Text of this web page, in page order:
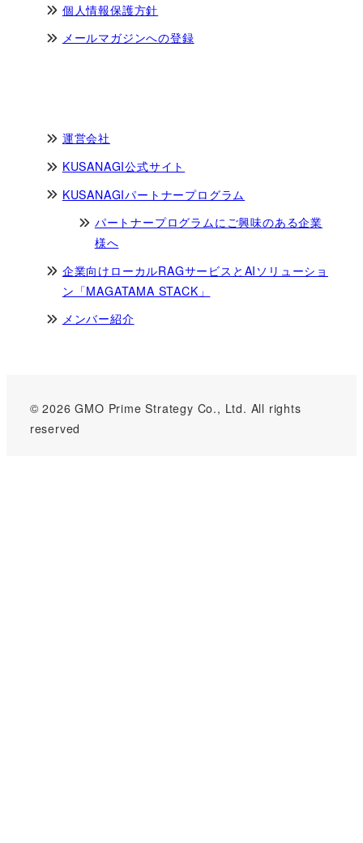
個人情報保護方針
メールマガジンへの登録
運営会社
KUSANAGI公式サイト
KUSANAGIパートナープログラム
パートナープログラムにご興味のある企業
様へ
企業向けローカルRAGサービスとAIソリューショ
ン「MAGATAMA STACK」
メンバー紹介
© 2026 GMO Prime Strategy Co., Ltd. All rights
reserved